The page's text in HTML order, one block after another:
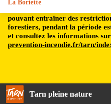
pouvant entraîner des
forestiers, pendant la période
et consultez les informations
prevention-incendie.fr/tarn/
Tarn pleine nature
La Boriette